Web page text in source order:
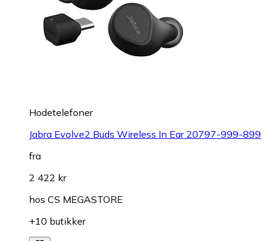
Hodetelefoner
Jabra Evolve2 Buds Wireless In Ear 20797-999-899
fra
2 422 kr
hos CS MEGASTORE
+10 butikker